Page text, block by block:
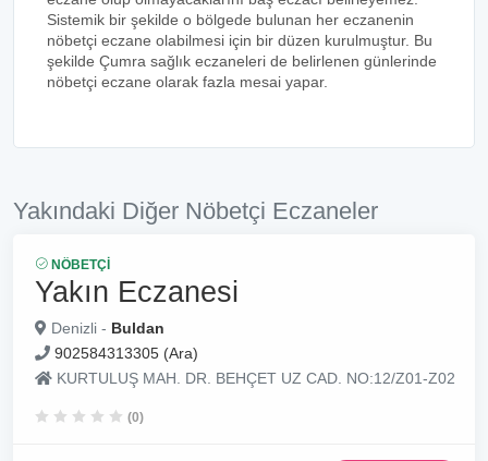
Sistemik bir şekilde o bölgede bulunan her eczanenin
nöbetçi eczane olabilmesi için bir düzen kurulmuştur. Bu
şekilde Çumra sağlık eczaneleri de belirlenen günlerinde
nöbetçi eczane olarak fazla mesai yapar.
Yakındaki Diğer Nöbetçi Eczaneler
NÖBETÇI
Yakın Eczanesi
Denizli - Buldan
902584313305 (Ara)
KURTULUŞ MAH. DR. BEHÇET UZ CAD. NO:12/Z01-Z02
(0)